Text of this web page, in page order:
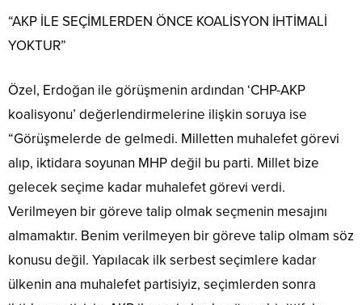
“AKP İLE SEÇİMLERDEN ÖNCE KOALİSYON İHTİMALİ
YOKTUR”
Özel, Erdoğan ile görüşmenin ardından ‘CHP-AKP
koalisyonu’ değerlendirmelerine ilişkin soruya ise
“Görüşmelerde de gelmedi. Milletten muhalefet görevi
alıp, iktidara soyunan MHP değil bu parti. Millet bize
gelecek seçime kadar muhalefet görevi verdi.
Verilmeyen bir göreve talip olmak seçmenin mesajını
almamaktır. Benim verilmeyen bir göreve talip olmam söz
konusu değil. Yapılacak ilk serbest seçimlere kadar
ülkenin ana muhalefet partisiyiz, seçimlerden sonra